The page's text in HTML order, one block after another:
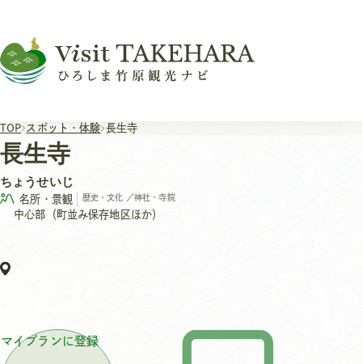
TOP スポット・体験 長生寺
長生寺
ちょうせいじ
名所・景観 歴史・文化 ／神社・寺院
中心部（町並み保存地区ほか）
マイプランに登録